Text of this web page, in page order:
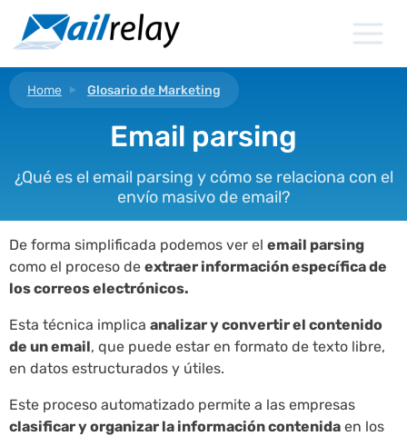
contenido
Home Glosario de Marketing
Email parsing
¿Qué es el email parsing y cómo se relaciona con el
envío masivo de email?
De forma simplificada podemos ver el email parsing
como el proceso de extraer información específica de
los correos electrónicos.
Esta técnica implica analizar y convertir el contenido
de un email, que puede estar en formato de texto libre,
en datos estructurados y útiles.
Este proceso automatizado permite a las empresas
clasificar y organizar la información contenida en los